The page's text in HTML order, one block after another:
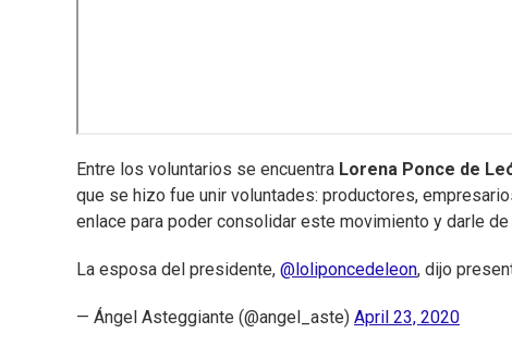
Entre los voluntarios se encuentra Lorena Ponce de
que se hizo fue unir voluntades: productores,
enlace para poder consolidar este movimiento y darle
La esposa del presidente, @loliponcedeleon, dijo
— Ángel Asteggiante (@angel_aste) April 23, 2020